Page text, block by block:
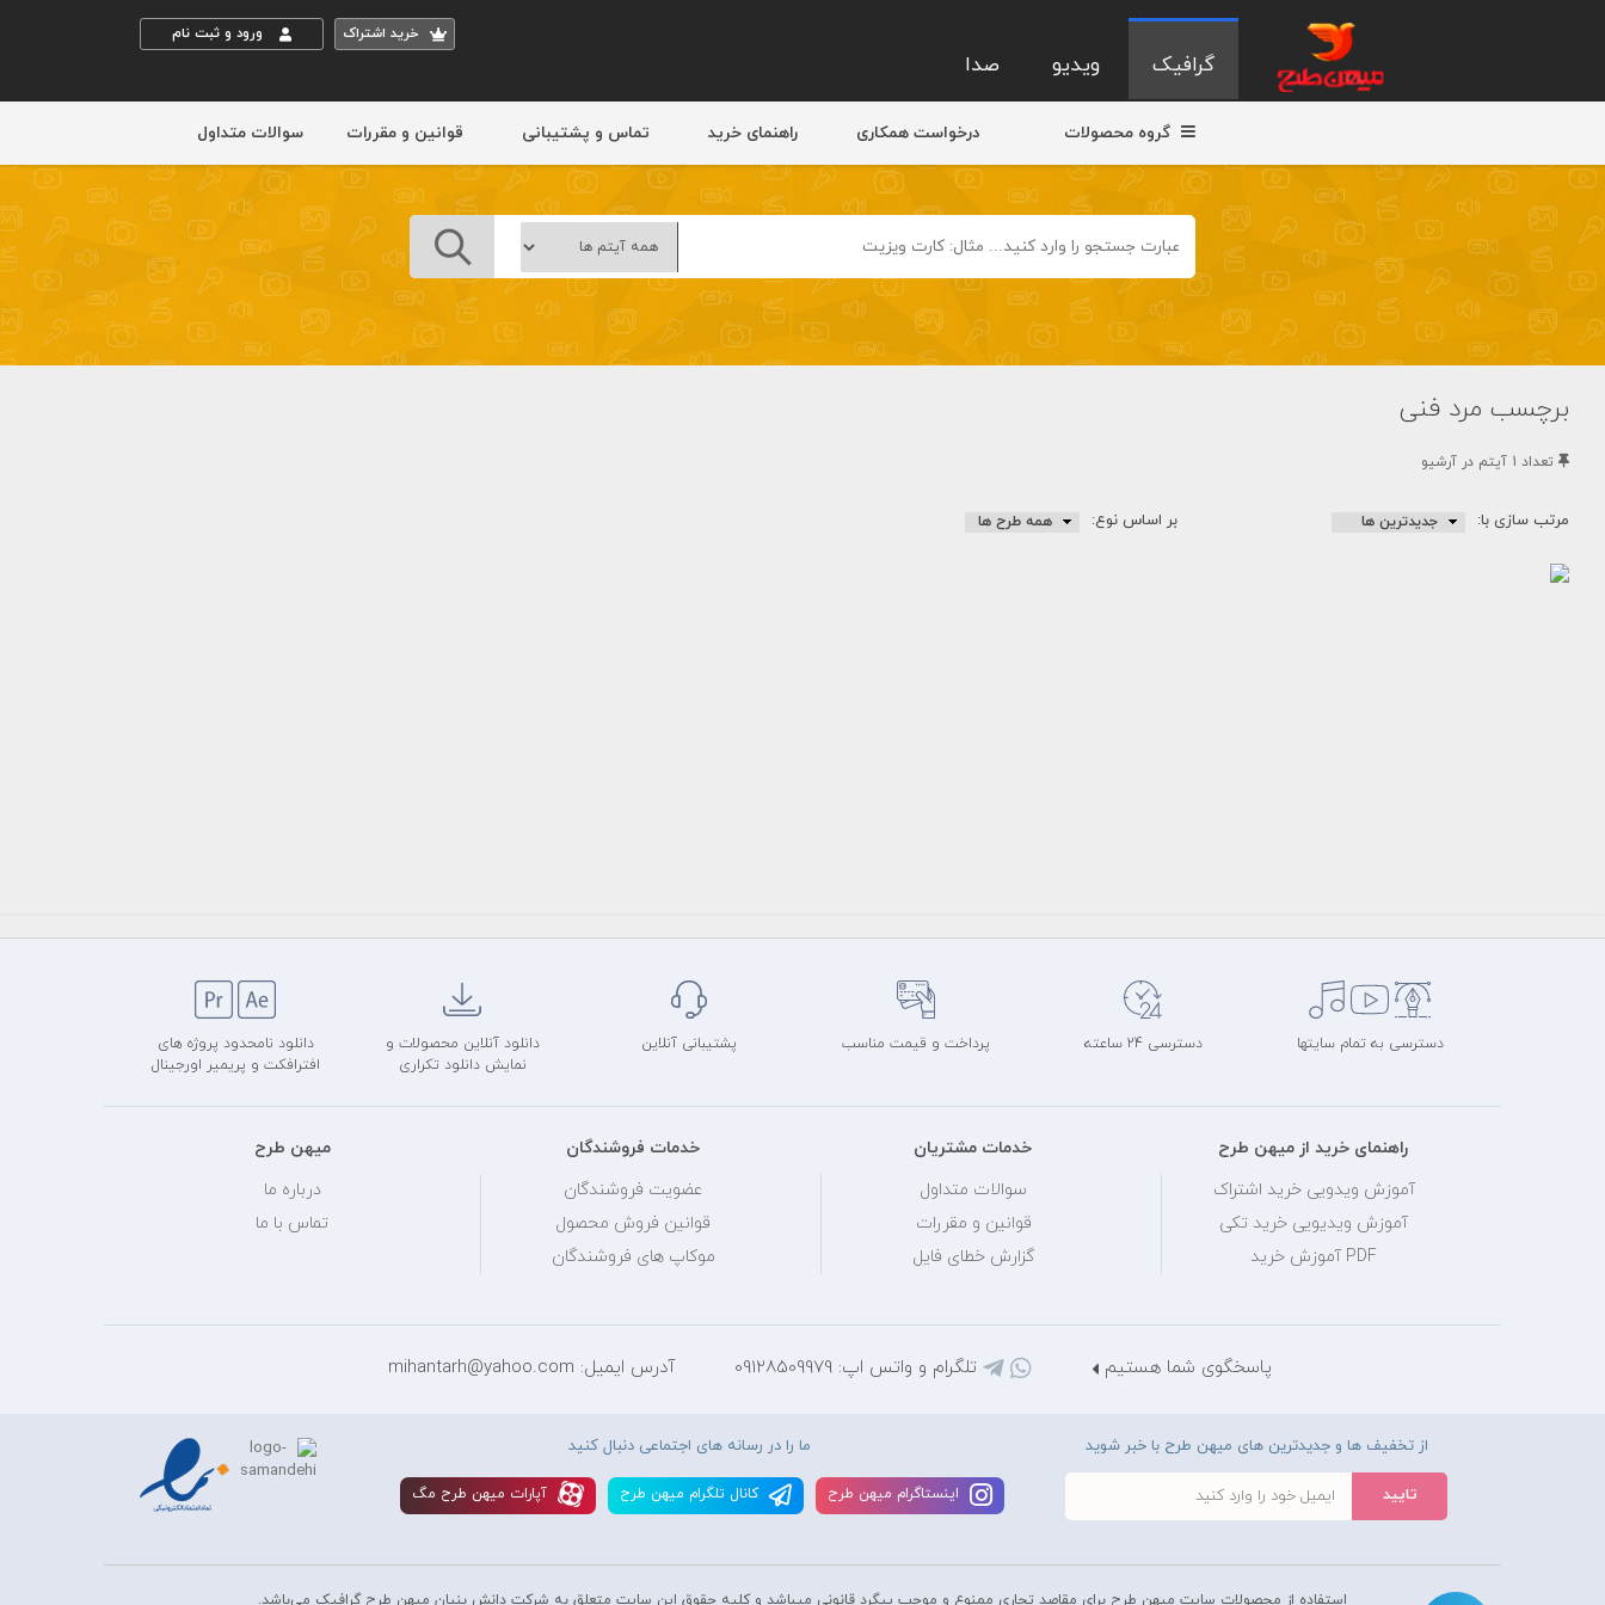
خريد اشتراک ورود و ثبت نام
گرافیک ویدیو صدا
گروه محصولات درخواست همکاری راهنمای خرید تماس و پشتیبانی قوانین و مقررات سوالات متداول
برچسب مرد فنی
تعداد 1 آيتم در آرشيو
مرتب سازی با: بر اساس نوع:
دسترسی به تمام سایتها دسترسی 24 ساعته پرداخت و قیمت مناسب پشتیبانی آنلاین
دانلود آنلاین محصولات و
نمایش دانلود تکراری
دانلود نامحدود پروژه های
افترافکت و پریمیر اورجینال
راهنمای خرید از میهن طرح
آموزش ویدویی خرید اشتراک
آموزش ویدیویی خرید تکی
PDF آموزش خرید
خدمات مشتریان
سوالات متداول
قوانین و مقررات
گزارش خطای فایل
خدمات فروشندگان
عضویت فروشندگان
قوانین فروش محصول
موکاپ های فروشندگان
میهن طرح
درباره ما
تماس با ما
پاسخگوی شما هستیم تلگرام و واتس اپ: 09128509979 آدرس ایمیل: mihantarh@yahoo.com
از تخفیف ها و جدیدترین های میهن طرح با خبر شوید ما را در رسانه های اجتماعی دنبال کنید
اينستاگرام ميهن طرح کانال تلگرام ميهن طرح آپارات ميهن طرح مگ
استفاده از محصولات سايت میهن طرح برای مقاصد تجاری ممنوع و موجب پیگرد قانونی میباشد و کليه حقوق اين سايت متعلق به شرکت دانش بنیان میهن طرح گرافیک می‌باشد.